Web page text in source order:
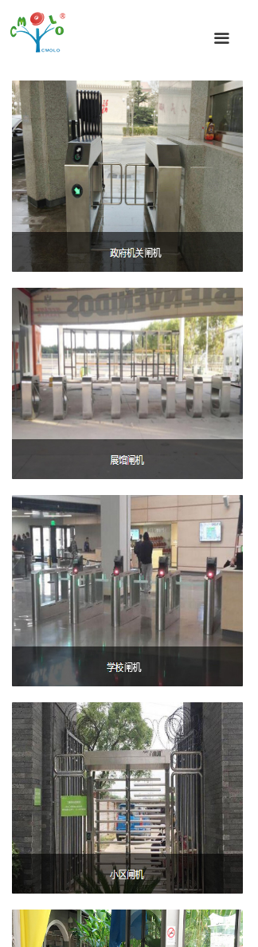
끀
首页
闸机分类
闸机方案
闸机案例
新闻动态
闸机技术
关于我们
联系我们